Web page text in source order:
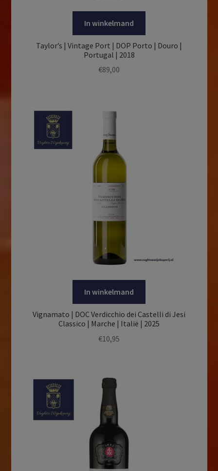
In winkelmand
Taylor’s | Vintage Port | DOP Porto | Douro |
Portugal | 2018
€89,00
In winkelmand
Vignamato | DOC Verdicchio dei Castelli di Jesi
Classico | Marche | Italië | 2025
€10,95